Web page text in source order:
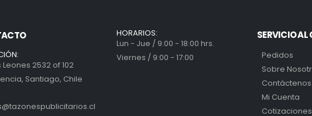
Leones 2532 of 102
Santiago, Chile
HORARIOS:
Lun - Jue / 9:00 - 18:00 hrs.
Viernes / 9:00 - 17:00
SERVICIO AL
Pedidos
Sobre
Contáctenos
Mi Cuenta
Cotizaciones